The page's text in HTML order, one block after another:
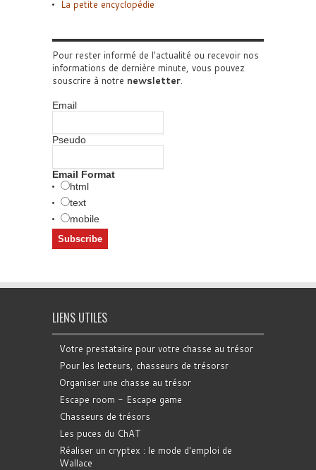
La petite encyclopédie
Pour rester informé de l'actualité ou recevoir nos
informations de dernière minute, vous pouvez
souscrire à notre newsletter.
Email
Pseudo
Email Format
html
text
mobile
LIENS UTILES
Votre prestataire pour votre chasse au trésor
Pour les lecteurs, chasseurs de trésorsr
Organiser une chasse au trésor
Escape room - Escape game
Chasseurs de trésors
Les puces du ChAT
Réaliser un cryptex : le mode d'emploi de
Wallace